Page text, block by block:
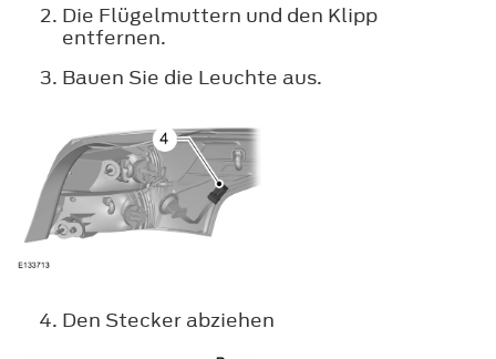
Die Flügelmuttern und den Klipp
entfernen.
Bauen Sie die Leuchte aus.
Den Stecker abziehen